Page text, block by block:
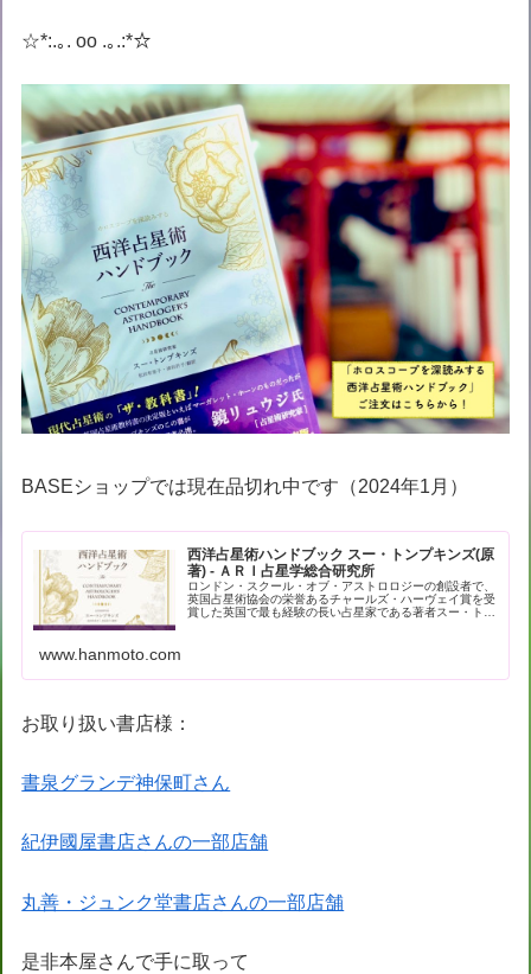
☆*:.｡. oo .｡.:*☆
BASEショップでは現在品切れ中です（2024年1月）
西洋占星術ハンドブック スー・トンプキンズ(原
著) - ＡＲＩ占星学総合研究所
ロンドン・スクール・オブ・アストロロジーの創設者で、
英国占星術協会の栄誉あるチャールズ・ハーヴェイ賞を受
賞した英国で最も経験の長い占星家である著者スー・トン
www.hanmoto.com
お取り扱い書店様：
書泉グランデ神保町さん
紀伊國屋書店さんの一部店舗
丸善・ジュンク堂書店さんの一部店舗
是非本屋さんで手に取って